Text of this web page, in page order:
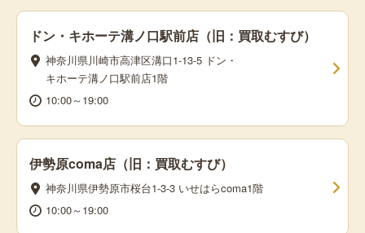
ドン・キホーテ溝ノ口駅前店（旧：買取むすび）
神奈川県川崎市高津区溝口1-13-5 ドン・
キホーテ溝ノ口駅前店1階
10:00～19:00
伊勢原coma店（旧：買取むすび）
神奈川県伊勢原市桜台1-3-3 いせはらcoma1階
10:00～19:00